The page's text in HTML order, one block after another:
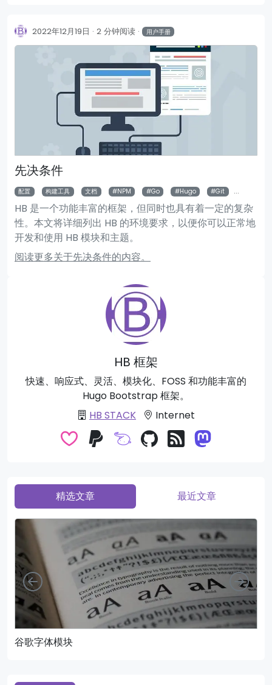
2022年12月19日 2 分钟阅读 用户手册
先决条件
配置 构建工具 文档 NPM Go Hugo Git
HB 是一个功能丰富的框架，但同时也具有着一定的复杂
性。本文将详细列出 HB 的环境要求，以便你可以正常地
开发和使用 HB 模块和主题。
阅读更多关于先决条件的内容。
HB 框架
快速、响应式、灵活、模块化、FOSS 和功能丰富的
Hugo Bootstrap 框架。
HB STACK
Internet
精选文章 最近文章
谷歌字体模块
向左 向右